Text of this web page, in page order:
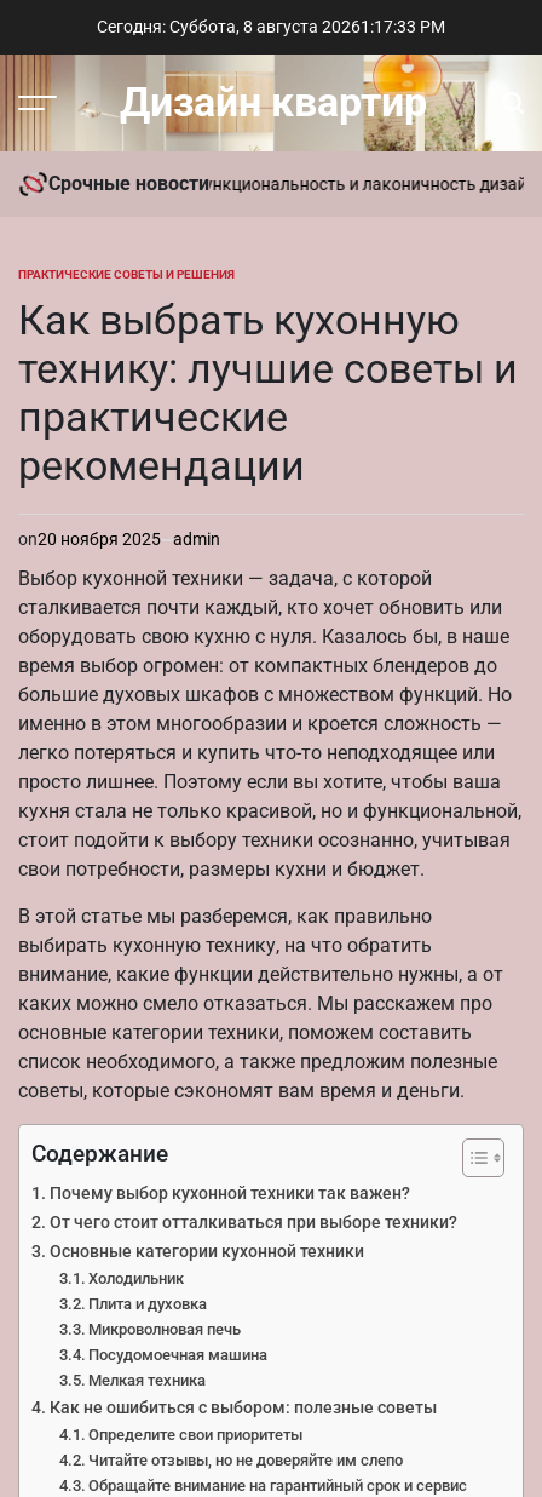
Сегодня: Суббота, 8 августа 20261 :17:34 PM
Меню Дизайн квартир
Срочные новости
в интерьере: функциональность и лаконичность дизайна
ОПУБЛИКОВАНО
ПРАКТИЧЕСКИЕ СОВЕТЫ И РЕШЕНИЯ
Как выбрать кухонную
технику: лучшие советы и
практические
рекомендации
on20 ноября 2025 admin
Выбор кухонной техники — задача, с которой
сталкивается почти каждый, кто хочет обновить или
оборудовать свою кухню с нуля. Казалось бы, в наше
время выбор огромен: от компактных блендеров до
большие духовых шкафов с множеством функций. Но
именно в этом многообразии и кроется сложность —
легко потеряться и купить что-то неподходящее или
просто лишнее. Поэтому если вы хотите, чтобы ваша
кухня стала не только красивой, но и функциональной,
стоит подойти к выбору техники осознанно, учитывая
свои потребности, размеры кухни и бюджет.
В этой статье мы разберемся, как правильно
выбирать кухонную технику, на что обратить
внимание, какие функции действительно нужны, а от
каких можно смело отказаться. Мы расскажем про
основные категории техники, поможем составить
список необходимого, а также предложим полезные
советы, которые сэкономят вам время и деньги.
Содержание
Почему выбор кухонной техники так важен?
От чего стоит отталкиваться при выборе техники?
Основные категории кухонной техники
Холодильник
Плита и духовка
Микроволновая печь
Посудомоечная машина
Мелкая техника
Как не ошибиться с выбором: полезные советы
Определите свои приоритеты
Читайте отзывы, но не доверяйте им слепо
Обращайте внимание на гарантийный срок и сервис